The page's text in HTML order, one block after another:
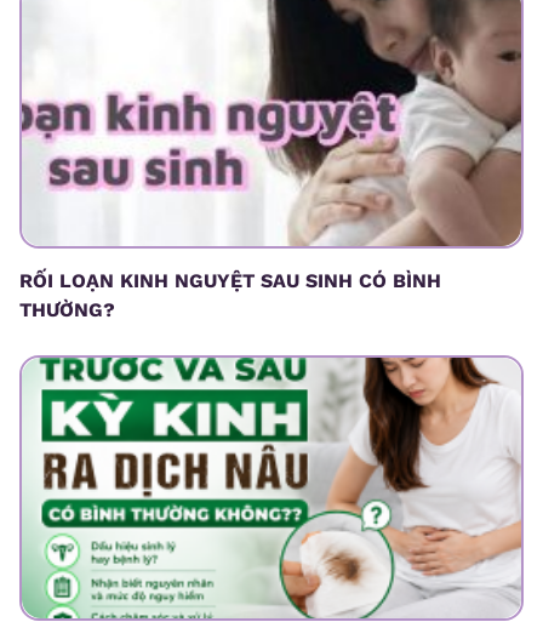
RỐI LOẠN KINH NGUYỆT SAU SINH CÓ BÌNH
THƯỜNG?